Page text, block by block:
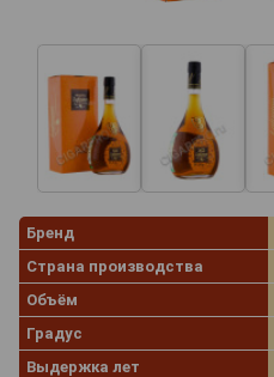
Бренд
Страна производства
Объём
Градус
Выдержка лет